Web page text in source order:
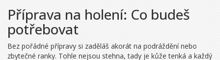
Příprava na holení: Co budeš
potřebovat
Bez pořádné přípravy si zaděláš akorát na podráždění nebo
zbytečné ranky. Tohle nejsou stehna, tady je kůže tenká a každý